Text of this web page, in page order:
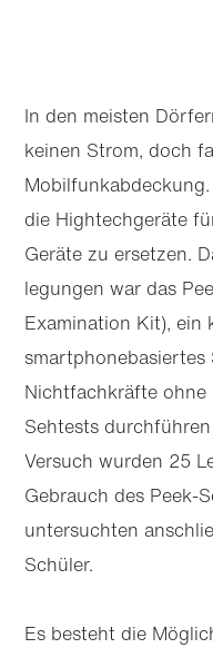
In den meisten
keinen Strom, doch
die Hightechgeräte
Geräte zu ersetzen.
legungen war das
Examination Kit), ein
smartphonebasiertes
Nichtfachkräfte
Sehtests
Versuch wurden 25
Gebrauch des Peek-
untersuchten
Schüler.
Es besteht die